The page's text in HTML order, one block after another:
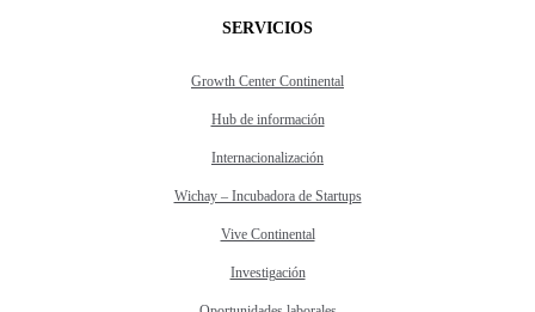
SERVICIOS
Growth Center Continental
Hub de información
Internacionalización
Wichay – Incubadora de Startups
Vive Continental
Investigación